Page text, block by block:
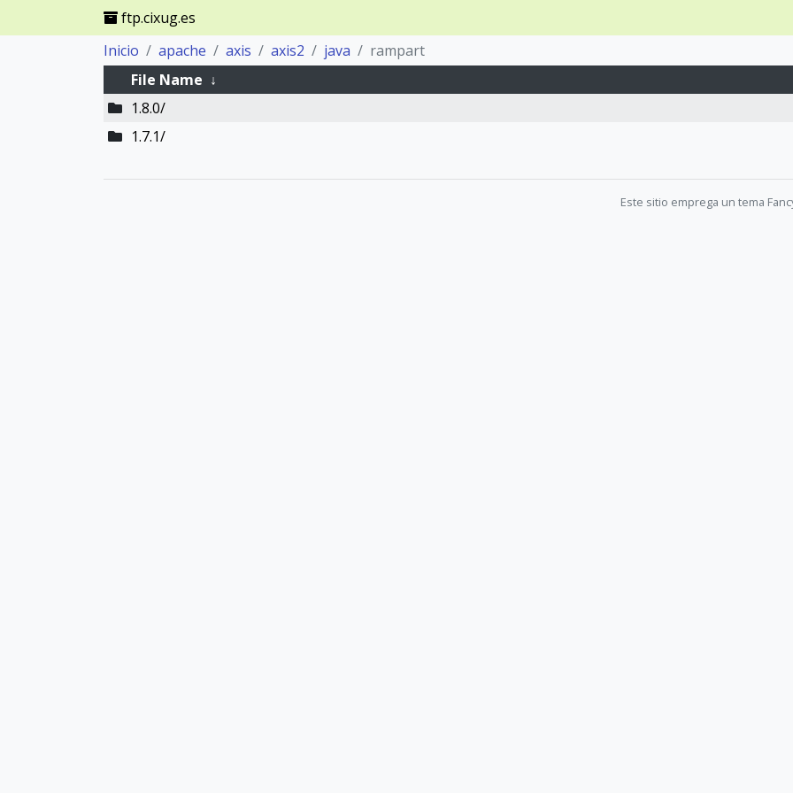
ftp.cixug.es
Inicio
apache axis axis2 java
rampart
File Name ↓
1.8.0/
1.7.1/
Este sitio emprega un tema